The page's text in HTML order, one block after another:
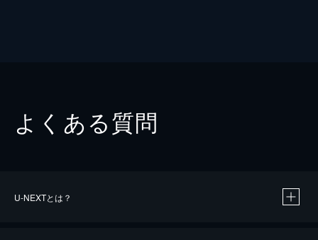
よくある質問
U-NEXTとは？